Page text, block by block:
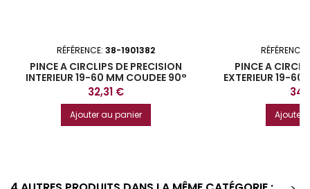
RÉFÉRENCE: 38-1901382
PINCE A CIRCLIPS DE PRECISION
INTERIEUR 19-60 MM COUDEE 90°
KNIPEX
Prix
32,31 €
Ajouter au panier
RÉFÉRENCE:
PINCE A
EXTERIEUR 19-60
Prix
Ajouter